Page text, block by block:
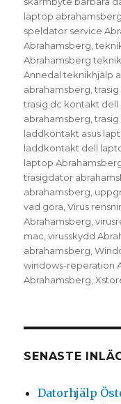
laptop abrahamsberg
speldator service
Abrahamsberg ,
Abrahamsberg
Annedal teknikhjälp
abrahamsberg ,
trasig dc kontakt dell
abrahamsberg ,
laddkontakt asus
laddkontakt dell
laptop
trasigdator
abrahamsberg
vad göra ,Virus
Abrahamsberg ,
mac ,virusskydd
abrahamsberg ,
windows-reperation
Abrahamsberg ,
SENASTE
Datorhjälp